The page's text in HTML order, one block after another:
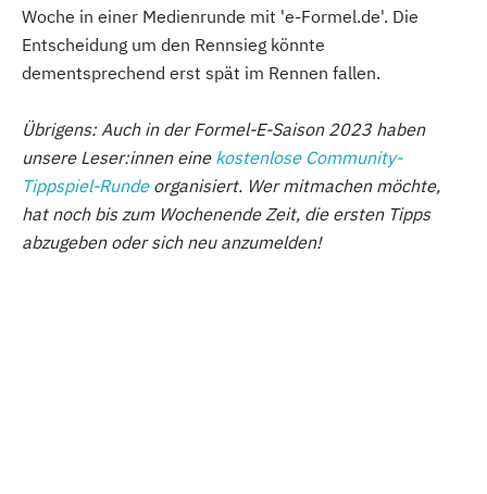
Woche in einer Medienrunde mit 'e-Formel.de'. Die
Entscheidung um den Rennsieg könnte
dementsprechend erst spät im Rennen fallen.
Übrigens: Auch in der Formel-E-Saison 2023 haben
unsere Leser:innen eine kostenlose Community-
Tippspiel-Rundeorganisiert. Wer mitmachen möchte,
hat noch bis zum Wochenende Zeit, die ersten Tipps
abzugeben oder sich neu anzumelden!